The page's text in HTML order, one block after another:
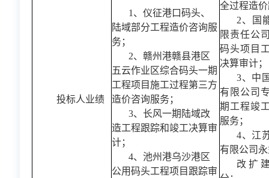
投标人业绩
1、仪征港口码头、
陆域部分工程造价咨询服
务；
2、赣州港赣县港区
五云作业区综合码头一期
工程项目施工过程第三方
造价咨询服务；
3、长风一期陆域改
造工程跟踪和竣工决算审
计；
4、池州港乌沙港区
公用码头工程项目跟踪审
全过程造
2、国
限责任公
码头项目
决算审计；
3、中
有限公司
期工程竣
服务；
4、江
有限公司
改扩